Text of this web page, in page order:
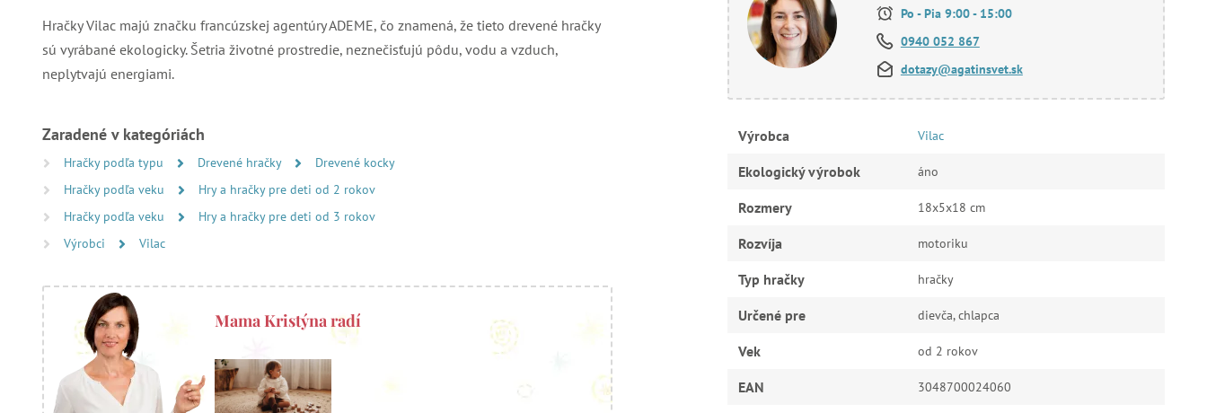
Hračky Vilac majú značku francúzskej agentúry ADEME, čo znamená, že tieto drevené hračky
sú vyrábané ekologicky. Šetria životné prostredie, neznečisťujú pôdu, vodu a vzduch,
neplytvajú energiami.
Zaradené v kategóriách
Hračky podľa typu Drevené hračky
Drevené kocky
Hračky podľa veku
Hry a hračky pre deti od 2 rokov
Hračky podľa veku
Hry a hračky pre deti od 3 rokov
Výrobci
Vilac
Mama Kristýna radí
Po - Pia 9:00 - 15:00
0940 052 867
dotazy@agatinsvet.sk
Výrobca Vilac
Ekologický výrobok áno
Rozmery 18x5x18 cm
Rozvíja motoriku
Typ hračky hračky
Určené pre dievča, chlapca
Vek od 2 rokov
EAN 3048700024060